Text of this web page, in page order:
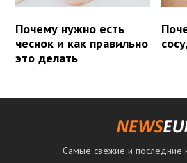
Почему нужно есть
чеснок и как правильно
это делать
Самые свежие и последние